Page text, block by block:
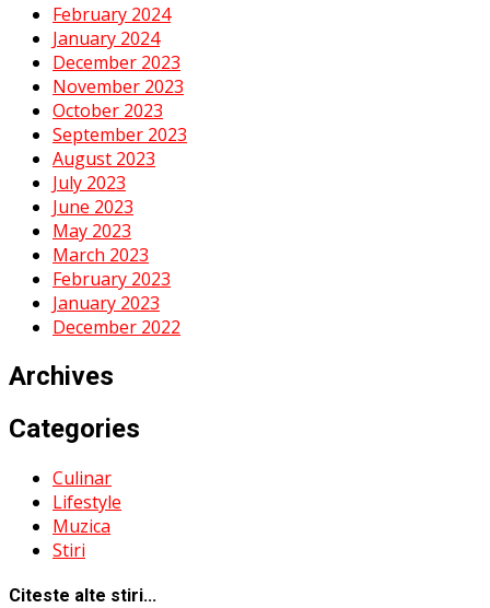
February 2024
January 2024
December 2023
November 2023
October 2023
September 2023
August 2023
July 2023
June 2023
May 2023
March 2023
February 2023
January 2023
December 2022
Archives
Categories
Culinar
Lifestyle
Muzica
Stiri
Citeste alte stiri...